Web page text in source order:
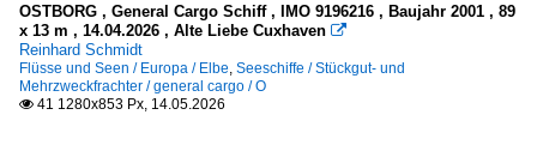
OSTBORG , General Cargo Schiff , IMO 9196216 , Baujahr 2001 , 89
x 13 m , 14.04.2026 , Alte Liebe Cuxhaven 
Reinhard Schmidt
Flüsse und Seen / Europa / Elbe, Seeschiffe / Stückgut- und
Mehrzweckfrachter / general cargo / O
 41 1280x853 Px, 14.05.2026